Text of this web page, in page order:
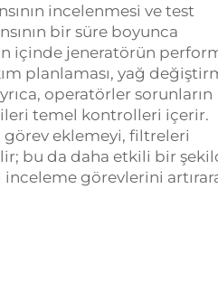
incelenmesi ve test
bir süre boyunca
içinde jeneratörün
planlaması, yağ
operatörler sorunların
temel kontrolleri içerir.
görev eklemeyi, filtreleri
bu da daha etkili bir
görevlerini